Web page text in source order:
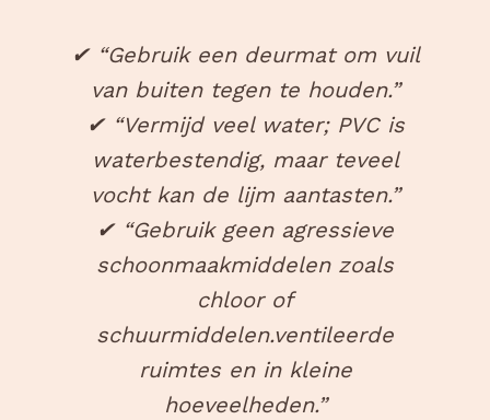
✔ “Gebruik een deurmat om vuil
van buiten tegen te houden.”
✔ “Vermijd veel water; PVC is
waterbestendig, maar teveel
vocht kan de lijm aantasten.”
✔ “Gebruik geen agressieve
schoonmaakmiddelen zoals
chloor of
schuurmiddelen.ventileerde
ruimtes en in kleine
hoeveelheden.”